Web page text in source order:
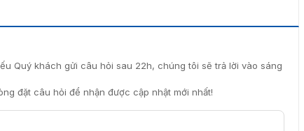
Quý khách gửi câu hỏi sau 22h, chúng tôi sẽ trả lời vào sáng
đặt câu hỏi để nhận được cập nhật mới nhất!